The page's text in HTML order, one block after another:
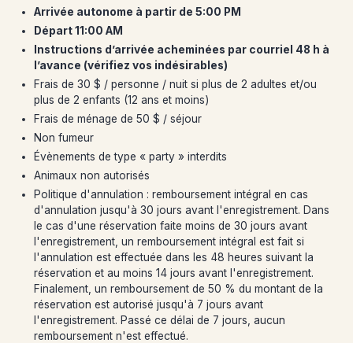
Arrivée autonome à partir de 5:00 PM
Départ 11:00 AM
Instructions d’arrivée acheminées par courriel 48 h à
l’avance (vérifiez vos indésirables)
Frais de 30 $ / personne / nuit si plus de 2 adultes et/ou
plus de 2 enfants (12 ans et moins)
Frais de ménage de 50 $ / séjour
Non fumeur
Évènements de type « party » interdits
Animaux non autorisés
Politique d'annulation : remboursement intégral en cas
d'annulation jusqu'à 30 jours avant l'enregistrement. Dans
le cas d'une réservation faite moins de 30 jours avant
l'enregistrement, un remboursement intégral est fait si
l'annulation est effectuée dans les 48 heures suivant la
réservation et au moins 14 jours avant l'enregistrement.
Finalement, un remboursement de 50 % du montant de la
réservation est autorisé jusqu'à 7 jours avant
l'enregistrement. Passé ce délai de 7 jours, aucun
remboursement n'est effectué.